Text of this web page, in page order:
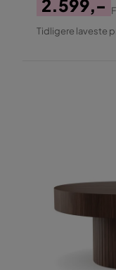
Pris
2.599,-
Original
Tidligere laveste